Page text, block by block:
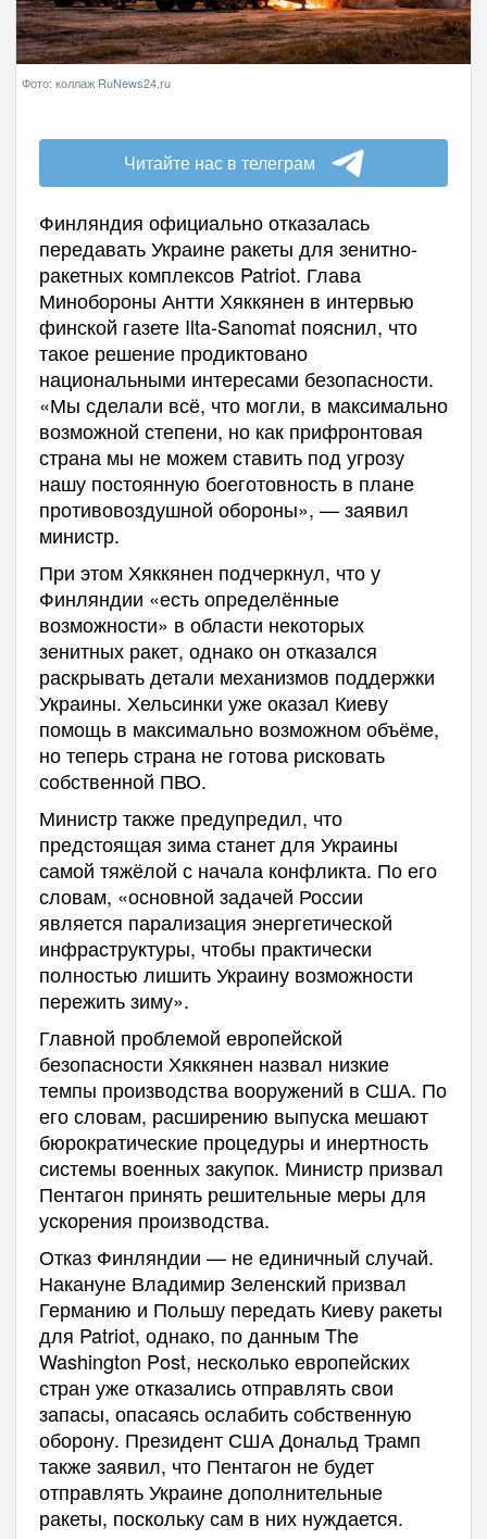
Фото: коллаж RuNews24.ru
Читайте нас в телеграм
Финляндия официально отказалась
передавать Украине ракеты для зенитно-
ракетных комплексов Patriot. Глава
Минобороны Антти Хяккянен в интервью
финской газете Ilta-Sanomat пояснил, что
такое решение продиктовано
национальными интересами безопасности.
«Мы сделали всё, что могли, в максимально
возможной степени, но как прифронтовая
страна мы не можем ставить под угрозу
нашу постоянную боеготовность в плане
противовоздушной обороны», — заявил
министр.
При этом Хяккянен подчеркнул, что у
Финляндии «есть определённые
возможности» в области некоторых
зенитных ракет, однако он отказался
раскрывать детали механизмов поддержки
Украины. Хельсинки уже оказал Киеву
помощь в максимально возможном объёме,
но теперь страна не готова рисковать
собственной ПВО.
Министр также предупредил, что
предстоящая зима станет для Украины
самой тяжёлой с начала конфликта. По его
словам, «основной задачей России
является парализация энергетической
инфраструктуры, чтобы практически
полностью лишить Украину возможности
пережить зиму».
Главной проблемой европейской
безопасности Хяккянен назвал низкие
темпы производства вооружений в США. По
его словам, расширению выпуска мешают
бюрократические процедуры и инертность
системы военных закупок. Министр призвал
Пентагон принять решительные меры для
ускорения производства.
Отказ Финляндии — не единичный случай.
Накануне Владимир Зеленский призвал
Германию и Польшу передать Киеву ракеты
для Patriot, однако, по данным The
Washington Post, несколько европейских
стран уже отказались отправлять свои
запасы, опасаясь ослабить собственную
оборону. Президент США Дональд Трамп
также заявил, что Пентагон не будет
отправлять Украине дополнительные
ракеты, поскольку сам в них нуждается.